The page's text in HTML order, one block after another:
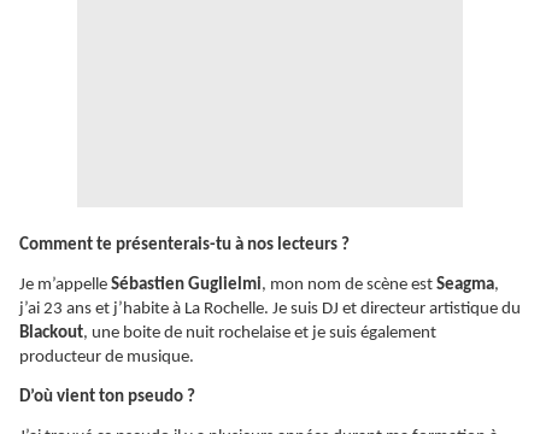
Comment te présenterais-tu à nos lecteurs ?
Je m’appelle Sébastien Guglielmi, mon nom de scène est Seagma,
j’ai 23 ans et j’habite à La Rochelle. Je suis DJ et directeur artistique du
Blackout, une boite de nuit rochelaise et je suis également
producteur de musique.
D’où vient ton pseudo ?